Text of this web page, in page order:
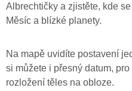
Albrechtičky a zjistěte, kde
Měsíc a blízké planety.
Na mapě uvidíte postavení
si můžete i přesný datum,
rozložení těles na obloze.